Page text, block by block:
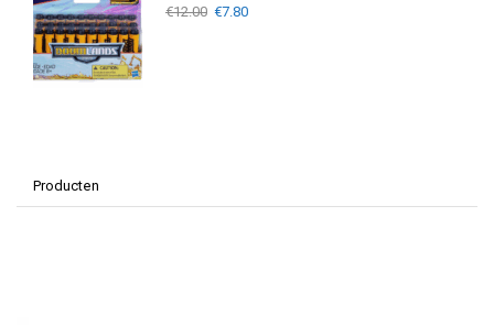
€12.00 Oorspronkelijke
€7.80Huidige
Producten